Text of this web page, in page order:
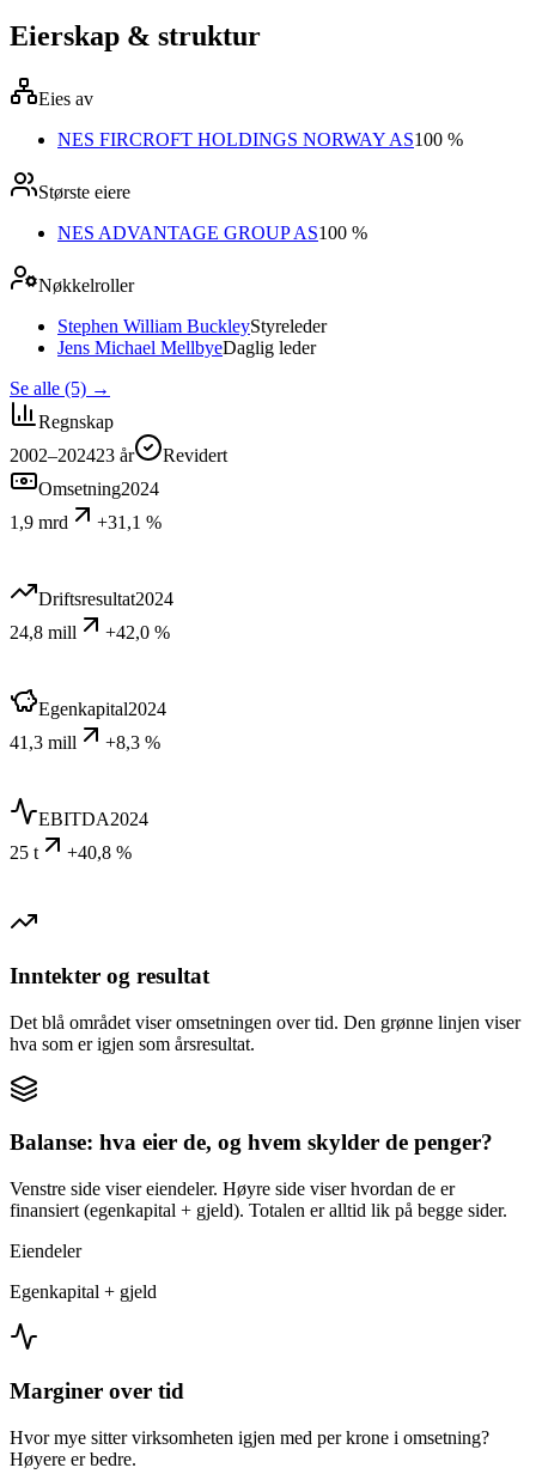
Eierskap & struktur
Eies av
NES FIRCROFT HOLDINGS NORWAY AS100 %
Største eiere
NES ADVANTAGE GROUP AS100 %
Nøkkelroller
Stephen William BuckleyStyreleder
Jens Michael MellbyeDaglig leder
Se alle (5) →
Regnskap
2002–202423 år
Revidert
Omsetning2024
1,9 mrd
+31,1 %
Driftsresultat2024
24,8 mill
+42,0 %
Egenkapital2024
41,3 mill
+8,3 %
EBITDA2024
25 t
+40,8 %
Inntekter og resultat
Det blå området viser omsetningen over tid. Den grønne linjen viser
hva som er igjen som årsresultat.
Balanse: hva eier de, og hvem skylder de penger?
Venstre side viser eiendeler. Høyre side viser hvordan de er
finansiert (egenkapital + gjeld). Totalen er alltid lik på begge sider.
Eiendeler
Egenkapital + gjeld
Marginer over tid
Hvor mye sitter virksomheten igjen med per krone i omsetning?
Høyere er bedre.